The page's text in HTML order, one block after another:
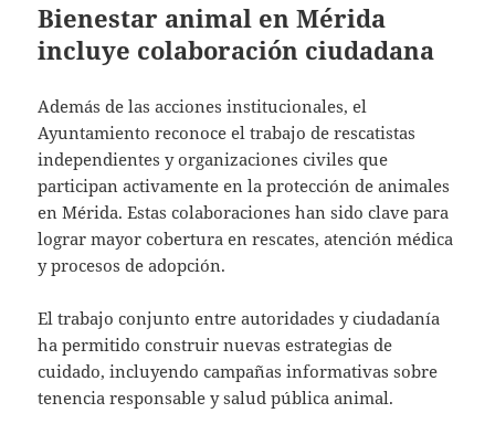
Bienestar animal en Mérida
incluye colaboración ciudadana
Además de las acciones institucionales, el
Ayuntamiento reconoce el trabajo de rescatistas
independientes y organizaciones civiles que
participan activamente en la protección de animales
en Mérida. Estas colaboraciones han sido clave para
lograr mayor cobertura en rescates, atención médica
y procesos de adopción.
El trabajo conjunto entre autoridades y ciudadanía
ha permitido construir nuevas estrategias de
cuidado, incluyendo campañas informativas sobre
tenencia responsable y salud pública animal.